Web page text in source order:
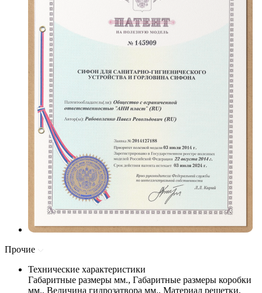
Прочие
Технические характеристики
Габаритные размеры мм., Габаритные размеры коробки
мм., Величина гидрозатвора мм., Материал решетки,